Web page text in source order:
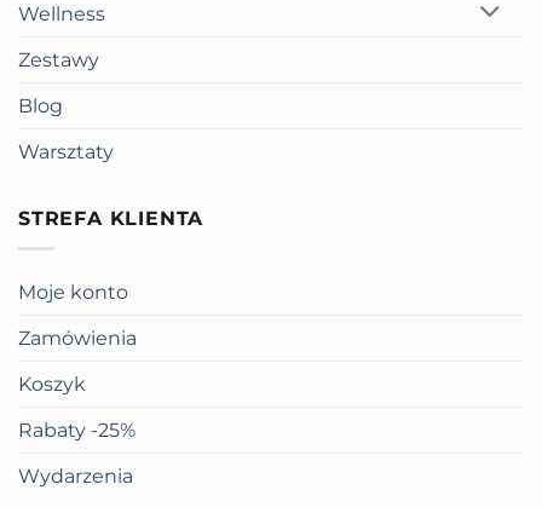
Wellness
Zestawy
Blog
Warsztaty
STREFA KLIENTA
Moje konto
Zamówienia
Koszyk
Rabaty -25%
Wydarzenia